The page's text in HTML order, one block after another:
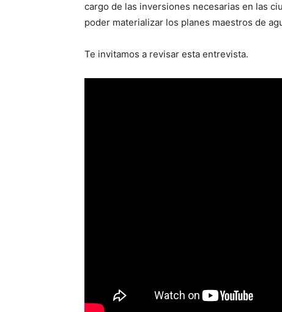
cargo de las inversiones necesarias en las
poder materializar los planes maestros de
Te invitamos a revisar esta entrevista.